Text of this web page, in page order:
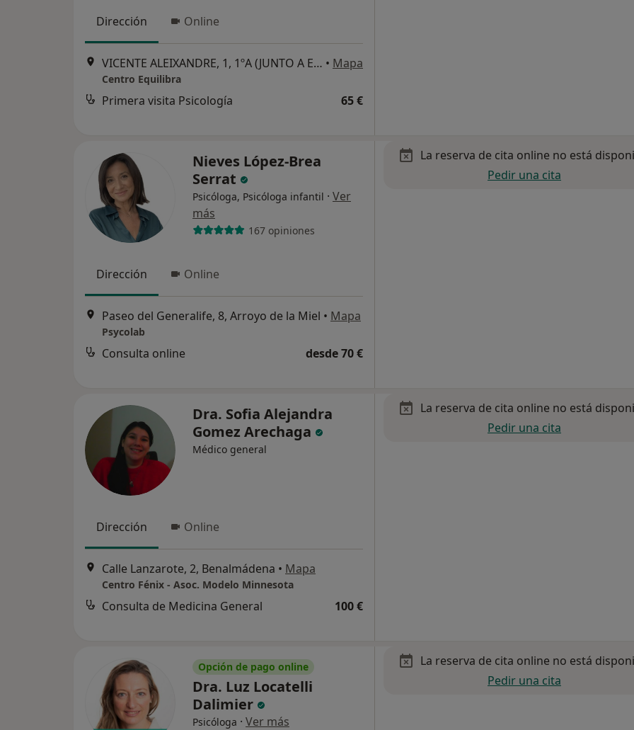
Dirección Online
VICENTE ALEIXANDRE, 1, 1ºA (JUNTO A ESTACIÓN DE TREN DE ARROYO DE LA MIEL), Benalmádena • Mapa
Centro Equilibra
Primera visita Psicología 65 €
Nieves López-Brea
Serrat
Psicóloga, Psicóloga infantil · Ver
más
167 opiniones
Dirección Online
Paseo del Generalife, 8, Arroyo de la Miel • Mapa
Psycolab
Consulta online desde 70 €
La reserva de cita online no está
Pedir una cita
Dra. Sofia Alejandra
Gomez Arechaga
Médico general
Dirección Online
Calle Lanzarote, 2, Benalmádena • Mapa
Centro Fénix - Asoc. Modelo Minnesota
Consulta de Medicina General 100 €
La reserva de cita online no está
Pedir una cita
Opción de pago online
Dra. Luz Locatelli
Dalimier
Psicóloga · Ver más
La reserva de cita online no está
Pedir una cita